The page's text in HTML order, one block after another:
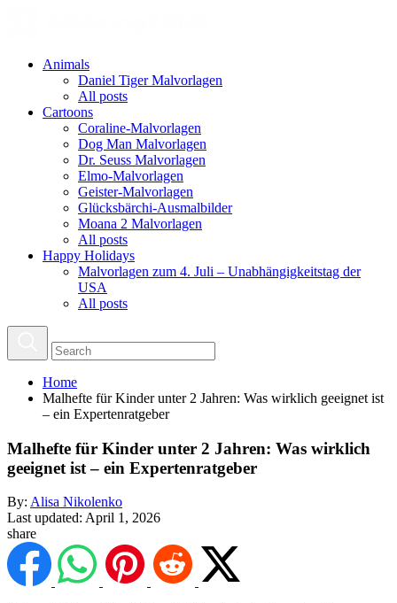
Animals
Daniel Tiger Malvorlagen
All posts
Cartoons
Coraline-Malvorlagen
Dog Man Malvorlagen
Dr. Seuss Malvorlagen
Elmo-Malvorlagen
Geister-Malvorlagen
Glücksbärchi-Ausmalbilder
Moana 2 Malvorlagen
All posts
Happy Holidays
Malvorlagen zum 4. Juli – Unabhängigkeitstag der
USA
All posts
Home
Malhefte für Kinder unter 2 Jahren: Was wirklich geeignet ist
– ein Expertenratgeber
Malhefte für Kinder unter 2 Jahren: Was wirklich
geeignet ist – ein Expertenratgeber
By: Alisa Nikolenko
Last updated: April 1, 2026
share